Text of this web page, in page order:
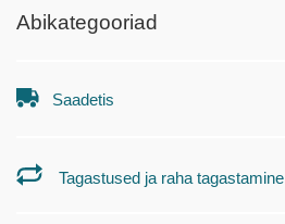
Abikategooriad
Saadetis
Tagastused ja raha tagastamine